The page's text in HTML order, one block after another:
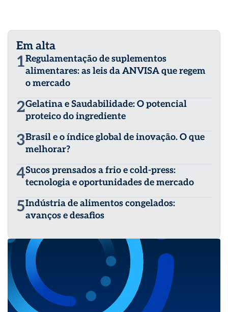
Em alta
1Regulamentação de suplementos
alimentares: as leis da ANVISA que regem
o mercado
2Gelatina e Saudabilidade: O potencial
proteico do ingrediente
3Brasil e o índice global de inovação. O que
melhorar?
4Sucos prensados a frio e cold-press:
tecnologia e oportunidades de mercado
5Indústria de alimentos congelados:
avanços e desafios